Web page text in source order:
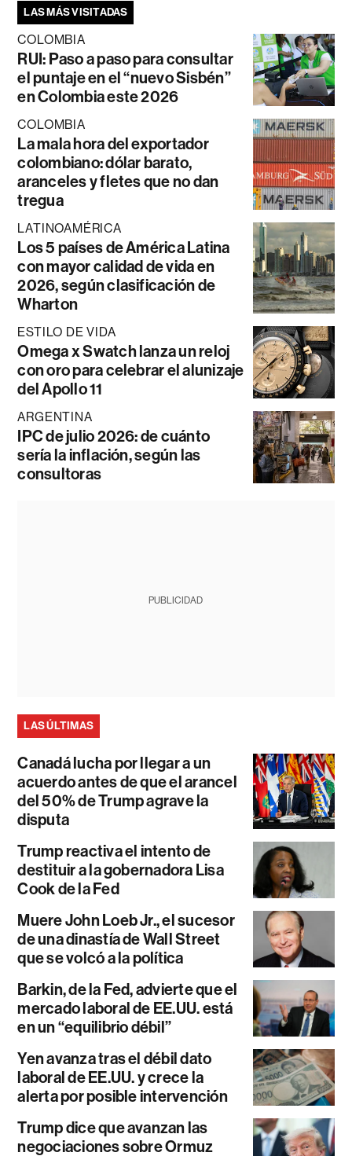
LAS MÁS VISITADAS
COLOMBIA
RUI: Paso a paso para consultar
el puntaje en el “nuevo Sisbén”
en Colombia este 2026
COLOMBIA
La mala hora del exportador
colombiano: dólar barato,
aranceles y fletes que no dan
tregua
LATINOAMÉRICA
Los 5 países de América Latina
con mayor calidad de vida en
2026, según clasificación de
Wharton
ESTILO DE VIDA
Omega x Swatch lanza un reloj
con oro para celebrar el alunizaje
del Apollo 11
ARGENTINA
IPC de julio 2026: de cuánto
sería la inflación, según las
consultoras
PUBLICIDAD
LAS ÚLTIMAS
Canadá lucha por llegar a un
acuerdo antes de que el arancel
del 50% de Trump agrave la
disputa
Trump reactiva el intento de
destituir a la gobernadora Lisa
Cook de la Fed
Muere John Loeb Jr., el sucesor
de una dinastía de Wall Street
que se volcó a la política
Barkin, de la Fed, advierte que el
mercado laboral de EE.UU. está
en un “equilibrio débil”
Yen avanza tras el débil dato
laboral de EE.UU. y crece la
alerta por posible intervención
Trump dice que avanzan las
negociaciones sobre Ormuz